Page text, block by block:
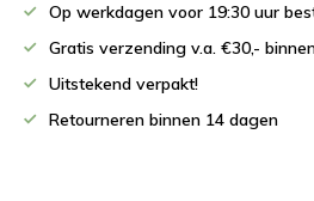
Op werkdagen voor 19:30 uur
Gratis verzending v.a. €30,-
Uitstekend verpakt!
Retourneren binnen 14 dagen